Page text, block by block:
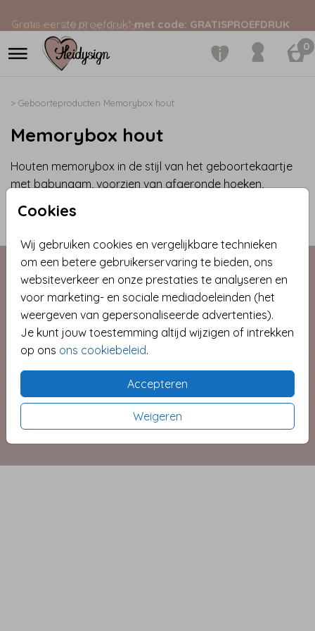
★★★★★4,9/5 op Google
Gratis eerste proefdruk* met code: GRATISPROEFDRUK
0
Cookies
Wij gebruiken cookies en vergelijkbare technieken
om een betere gebruikerservaring te bieden, ons
websiteverkeer en onze prestaties te analyseren en
voor marketing- en sociale mediadoeleinden (het
weergeven van gepersonaliseerde advertenties).
Je kunt jouw toestemming altijd wijzigen of intrekken
op ons ons cookiebeleid.
Accepteren
Weigeren
> Geboorteproducten Memorybox hout
Memorybox hout
Houten memorybox in de stijl van het geboortekaartje
met babynaam, voorzien van afgeronde hoeken,
handgrepen aan beide zijden en een stevig vastzittend
deksel. Het is een prachtige houten kist om kostbare
items van de baby in te bewaren.
COLLECTIES
MOOIE EXTRA'S
INFORMATIE